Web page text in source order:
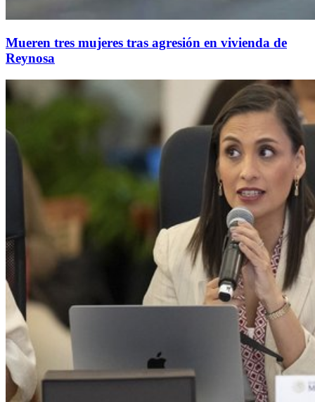
Mueren tres mujeres tras agresión en vivienda de
Reynosa